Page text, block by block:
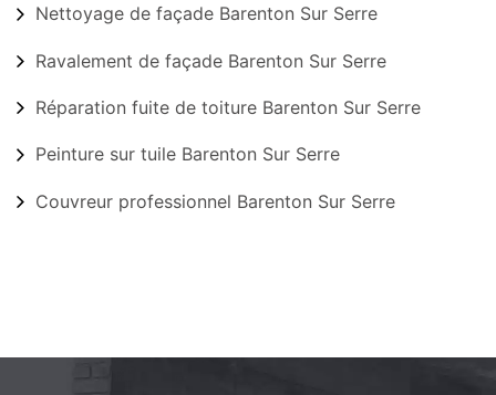
Nettoyage de façade Barenton Sur Serre
Ravalement de façade Barenton Sur Serre
Réparation fuite de toiture Barenton Sur Serre
Peinture sur tuile Barenton Sur Serre
Couvreur professionnel Barenton Sur Serre